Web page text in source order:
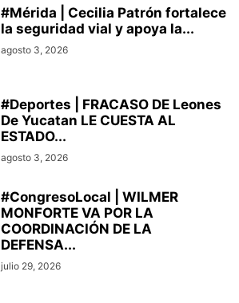
#Mérida | Cecilia Patrón fortalece
la seguridad vial y apoya la...
agosto 3, 2026
#Deportes | FRACASO DE Leones
De Yucatan LE CUESTA AL
ESTADO...
agosto 3, 2026
#CongresoLocal | WILMER
MONFORTE VA POR LA
COORDINACIÓN DE LA
DEFENSA...
julio 29, 2026